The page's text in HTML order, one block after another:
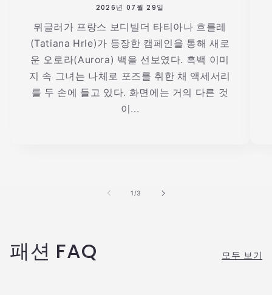
2026년 07월 29일
뮈글러가 프랑스 보디빌더 타티아나 흐를레
(Tatiana Hrle)가 등장한 캠페인을 통해 새로
운 오로라(Aurora) 백을 선보였다. 흑백 이미
지 속 그녀는 나체로 포즈를 취한 채 액세서리
를 두 손에 들고 있다. 화면에는 거의 다른 것
이...
1 /의
3
패션 FAQ 모두 보기